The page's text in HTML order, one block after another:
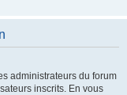
administrateurs du forum
inscrits. En vous